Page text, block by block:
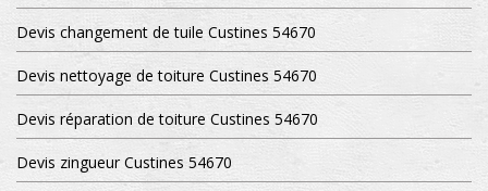
Devis changement de tuile Custines 54670
Devis nettoyage de toiture Custines 54670
Devis réparation de toiture Custines 54670
Devis zingueur Custines 54670